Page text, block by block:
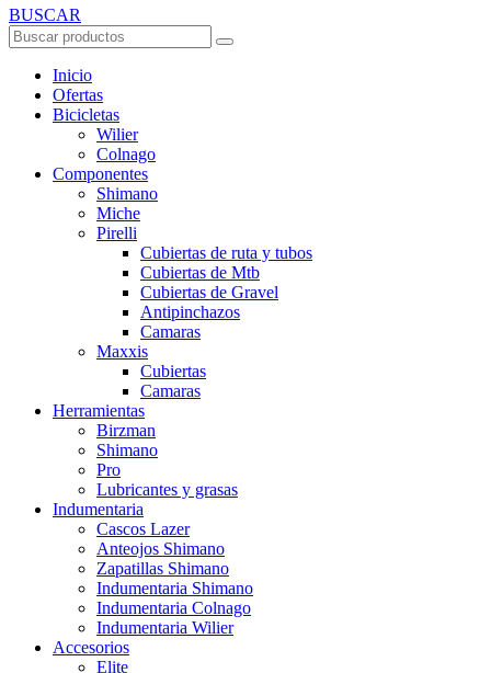
BUSCAR
Inicio
Ofertas
Bicicletas
Wilier
Colnago
Componentes
Shimano
Miche
Pirelli
Cubiertas de ruta y tubos
Cubiertas de Mtb
Cubiertas de Gravel
Antipinchazos
Camaras
Maxxis
Cubiertas
Camaras
Herramientas
Birzman
Shimano
Pro
Lubricantes y grasas
Indumentaria
Cascos Lazer
Anteojos Shimano
Zapatillas Shimano
Indumentaria Shimano
Indumentaria Colnago
Indumentaria Wilier
Accesorios
Elite